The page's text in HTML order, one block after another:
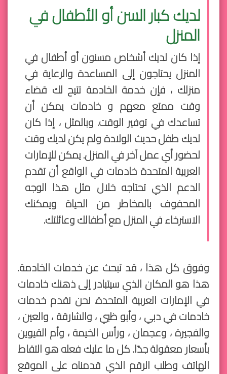
لديك كبار السن أو الأطفال في
المنزل
إذا كان لديك أشخاص مسنون أو أطفال في
المنزل يحتاجون إلى المساعدة والرعاية في
منزلك ، فإن خدمة الخادمة تتيح لك قضاء
وقت ممتع معهم و خادمات يمكن أن
تساعدك في توفير الوقت. وبالمثل ، إذا كان
لديك طفل حديث الولادة ولم يكن لديك وقت
لحضور أي عمل آخر في المنزل. يمكن للإمارات
العربية المتحدة خادمات في الواقع أن تقدم
الدعم الذي تحتاجه خلال مثل هذا الوجه
المحفوف بالمخاطر من الحياة ويمكنك
الاسترخاء في المنزل مع أطفالك وعائلتك.
وفوق كل هذا ، قد تبحث عن خدمات الخادمة.
هذا هو المكان الذي سيتبادر إلى ذهنك خادمات
في الإمارات العربية المتحدة. نحن نقدم خدمات
خادمات في دبي ، وأبو ظبي ، والشارقة ، والعين ،
والفجيرة ، وعجمان ، ورأس الخيمة ، وأم القيوين
بأسعار معقولة جدًا. كل ما عليك فعله هو التقاط
الهاتف وطلب الرقم الذي قدمناه على الموقع